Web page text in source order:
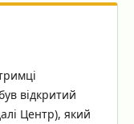
відкритий
Центр), який